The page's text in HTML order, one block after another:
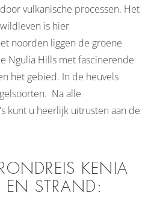
vulkanische processen. Het
is hier
noorden liggen de groene
Ngulia Hills met fascinerende
het gebied. In de heuvels
Na alle
kunt u heerlijk uitrusten aan de
KENIA
EN STRAND: